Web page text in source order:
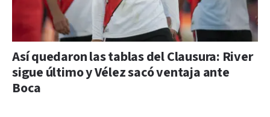
Así quedaron las tablas del Clausura: River
sigue último y Vélez sacó ventaja ante
Boca